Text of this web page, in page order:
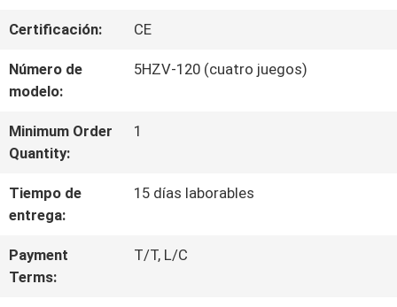
VIAJE
DE
LA
FÁBRICA
CONTROL
CALIDAD
Certificación: CE
Número de
modelo:
5HZV-120 (cuatro juegos)
Minimum Order
Quantity:
1
Tiempo de
entrega:
15 días laborables
Payment
Terms:
T/T, L/C